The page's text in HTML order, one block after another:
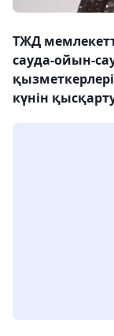
ТЖД
сауда-ойын-
күнін